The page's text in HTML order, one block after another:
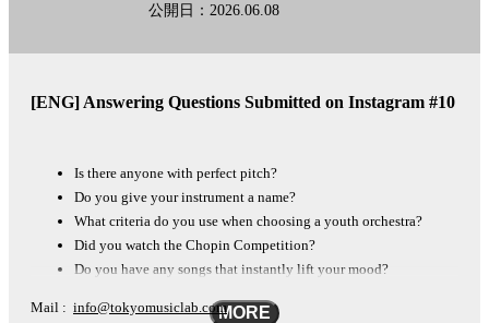
ネ！」を用いて英語に自動変換されております。固有名詞など翻訳
be some differences in translation, such as proper nouns.
公開日：2026.06.08
[ENG] Answering Questions Submitted on Instagram #10
Is there anyone with perfect pitch?
Do you give your instrument a name?
What criteria do you use when choosing a youth orchestra?
Did you watch the Chopin Competition?
Do you have any songs that instantly lift your mood?
Mail : info@tokyomusiclab.comMORE